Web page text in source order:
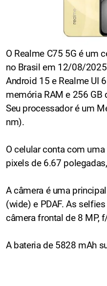
O Realme C75 5G é um
no Brasil em 12/08/
Android 15 e Realme UI
memória RAM e 256 GB
Seu processador é um
nm).
O celular conta com
pixels de 6.67
A câmera é uma
(wide) e PDAF. As
câmera frontal de 8 MP,
A bateria de 5828 mAh